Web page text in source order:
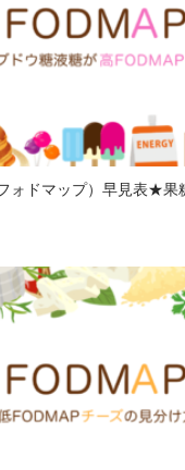
ォドマップ）早見表★果